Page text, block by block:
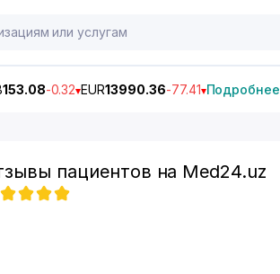
153.08-0.32 EUR13990.36-77.41 Подробнее
пациентов на Med24.uz